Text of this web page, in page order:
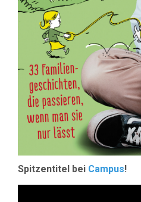
Spitzentitel bei Campus!